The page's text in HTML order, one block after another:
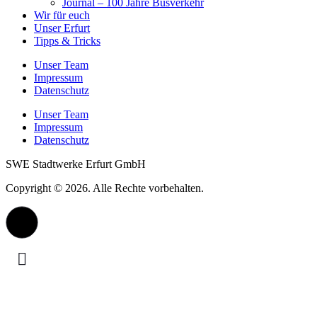
Journal – 100 Jahre Busverkehr
Wir für euch
Unser Erfurt
Tipps & Tricks
Unser Team
Impressum
Datenschutz
Unser Team
Impressum
Datenschutz
SWE Stadtwerke Erfurt GmbH
Copyright © 2026. Alle Rechte vorbehalten.